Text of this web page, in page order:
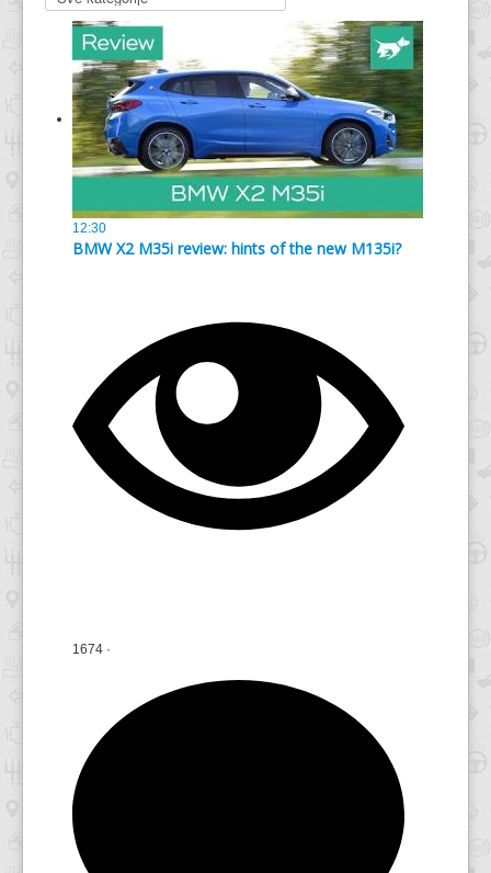
12:30
BMW X2 M35i review: hints of the new M135i?
1674 ·